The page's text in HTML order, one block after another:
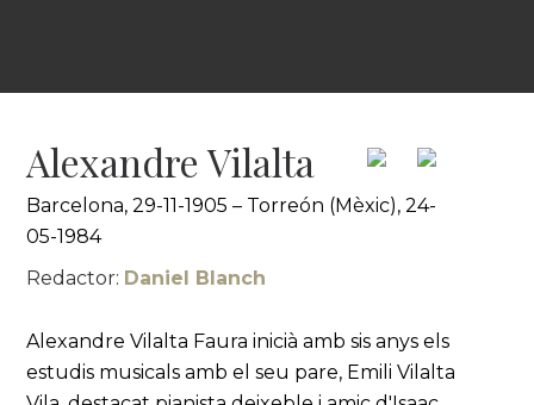
Alexandre Vilalta
Barcelona, 29-11-1905 – Torreón (Mèxic), 24-
05-1984
Redactor: Daniel Blanch
Alexandre Vilalta Faura inicià amb sis anys els
estudis musicals amb el seu pare, Emili Vilalta